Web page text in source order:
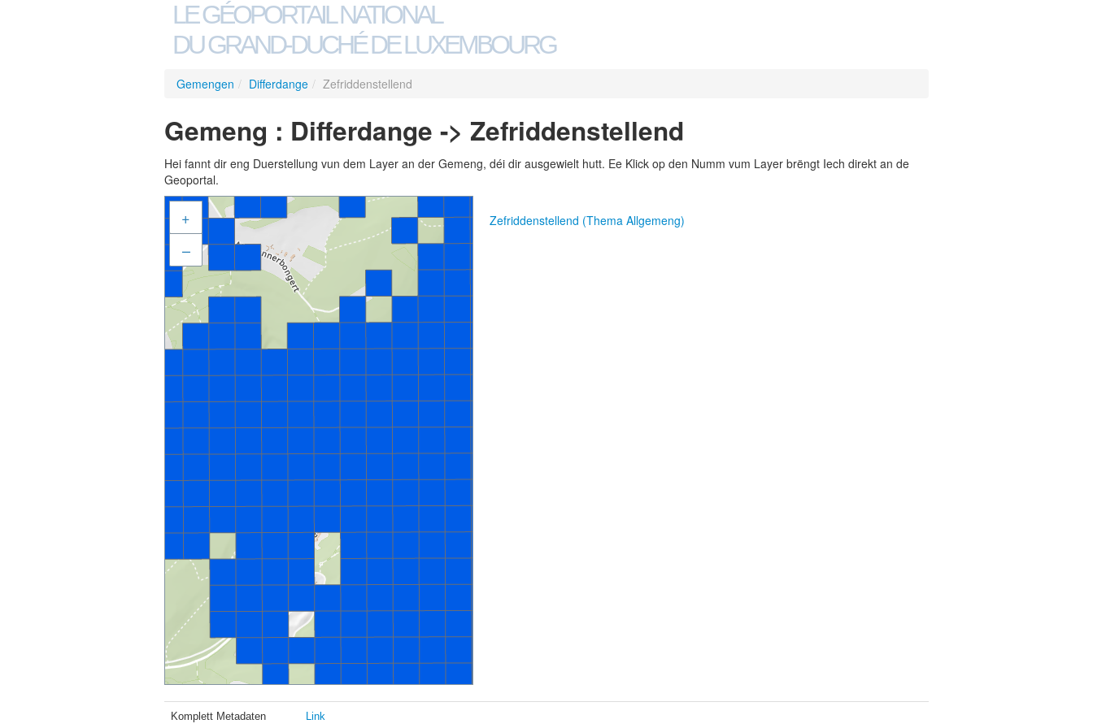
LE GÉOPORTAIL NATIONAL
DU GRAND-DUCHÉ DE LUXEMBOURG
Gemengen / Differdange / Zefriddenstellend
Gemeng : Differdange -> Zefriddenstellend
Hei fannt dir eng Duerstellung vun dem Layer an der Gemeng, déi dir ausgewielt hutt. Ee Klick op den Numm vum Layer brëngt Iech direkt an de
Geoportal.
+
–
Zefriddenstellend (Thema Allgemeng)
Komplett Metadaten Link